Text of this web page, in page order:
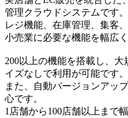
管理クラウドシステムです。
レジ機能、在庫管理、集客
小売業に必要な機能を幅広
200以上の機能を搭載し、
イズなしで利用が可能です。
また、自動バージョンアッ
心です。
1店舗から100店舗以上まで